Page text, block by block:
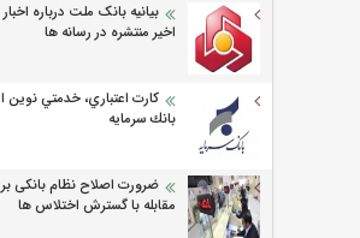
بیانیه بانک ملت درباره اخبار
اخیر منتشره در رسانه ها
كارت اعتباري، خدمتي نوين
بانك سرمايه
ضرورت اصلاح نظام بانکی
مقابله با گسترش اختلاس ها